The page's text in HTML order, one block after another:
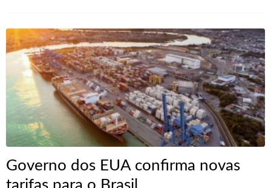
Governo dos EUA confirma novas
tarifas para o Brasil